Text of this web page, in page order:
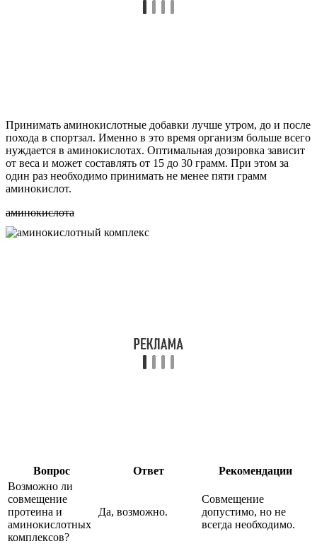
Принимать аминокислотные добавки лучше утром, до и после
похода в спортзал. Именно в это время организм больше всего
нуждается в аминокислотах. Оптимальная дозировка зависит
от веса и может составлять от 15 до 30 грамм. При этом за
один раз необходимо принимать не менее пяти грамм
аминокислот.
аминокислота
Вопрос Ответ
Рекомендации
Возможно ли
совмещение
протеина и
аминокислотных
комплексов?
Да, возможно.
Совмещение
допустимо, но не
всегда необходимо.